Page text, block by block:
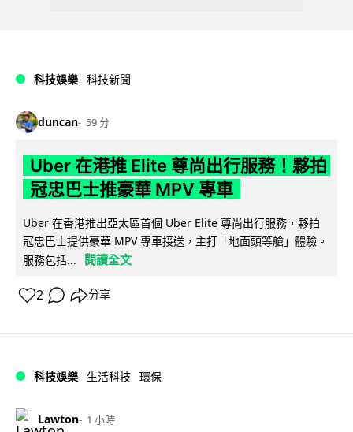
科技娛樂 科技新聞
duncan 59 分
Uber 在港推 Elite 尊尚出行服務！夥拍
冠忠巴士推豪華 MPV 專車
Uber 在香港推出亞太區首個 Uber Elite 尊尚出行服務，夥拍
冠忠巴士提供豪華 MPV 專車接送，主打「地面頭等艙」體驗。
服務包括...
閱讀全文
2 分享
科技娛樂 生活科技 環保
Lawton 1 小時